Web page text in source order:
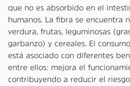
que no es absorbido en el
humanos. La fibra se encuentra
verdura, frutas, leguminosas
garbanzo) y cereales. El
está asociado con diferentes
entre ellos: mejora el
contribuyendo a reducir el